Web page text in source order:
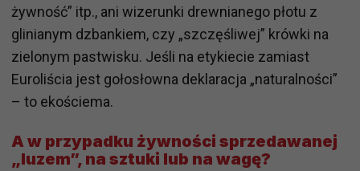
żywność” itp., ani wizerunki drewnianego płotu z
glinianym dzbankiem, czy „szczęśliwej” krówki na
zielonym pastwisku. Jeśli na etykiecie zamiast
Euroliścia jest gołosłowna deklaracja „naturalności”
– to ekościema.
A w przypadku żywności sprzedawanej
„luzem”, na sztuki lub na wagę?